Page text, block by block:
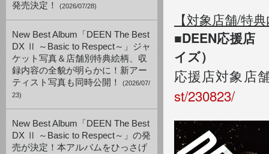
発売決定！
(2026/07/28)
New Best Album「DEEN The Best
DX Ⅱ ～Basic to Respect～」ジャ
ケット写真＆店舗別特典絵柄、収
録内容の全貌が明らかに！新アー
ティスト写真も同時公開！
(2026/07/
23)
New Best Album「DEEN The Best
DX Ⅱ ～Basic to Respect～」の発
売が決定！本アルバムをひっさげ
【対象店舗/特
■DEEN応援店
イズ）
応援店対象店
st/230823/